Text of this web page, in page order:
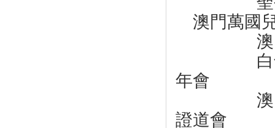
澳門萬國
澳門
白鴿
年會
澳門
證道會